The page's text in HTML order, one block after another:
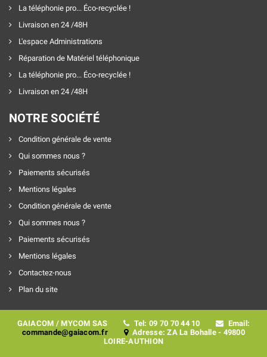
La téléphonie pro... Éco-recyclée !
Livraison en 24 /48H
L'espace Administrations
Réparation de Matériel téléphonique
La téléphonie pro... Éco-recyclée !
Livraison en 24 /48H
NOTRE SOCIÉTÉ
Condition générale de vente
Qui sommes nous ?
Paiements sécurisés
Mentions légales
Condition générale de vente
Qui sommes nous ?
Paiements sécurisés
Mentions légales
Contactez-nous
Plan du site
GAIACOM / MYCOM SAS Tel: 09 70 70 44 10
Email:
commande@gaiacom.fr
Adresse: ZA La Bohalle - 49800
LOIRE-AUTHION